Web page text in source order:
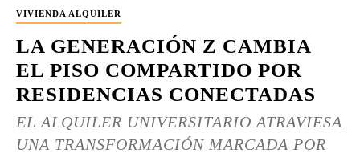
VIVIENDA ALQUILER
LA GENERACIÓN Z CAMBIA
EL PISO COMPARTIDO POR
RESIDENCIAS CONECTADAS
EL ALQUILER UNIVERSITARIO ATRAVIESA
UNA TRANSFORMACIÓN MARCADA POR